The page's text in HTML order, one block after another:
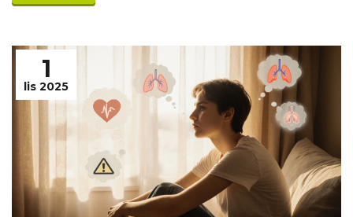
1
lis 2025